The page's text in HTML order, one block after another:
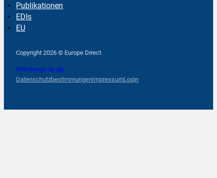
Publikationen
EDIs
EU
Copyright 2026 © Europe Direct
Webdesign by qlp
DatenschutzbestimmungenImpressumLogin